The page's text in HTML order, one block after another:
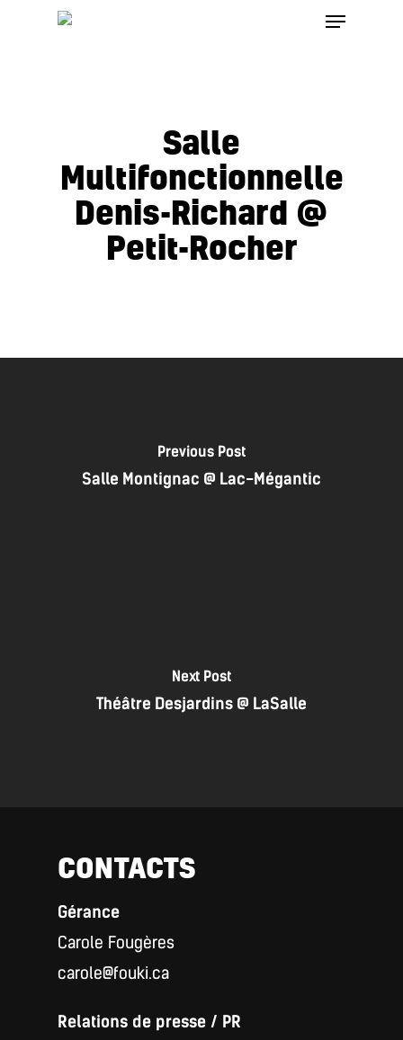
Menu
Salle
Multifonctionnelle
Denis-Richard @
Petit-Rocher
Previous Post
Salle Montignac @ Lac-Mégantic
Next Post
Théâtre Desjardins @ LaSalle
CONTACTS
Gérance
Carole Fougères
carole@fouki.ca
Relations de presse / PR